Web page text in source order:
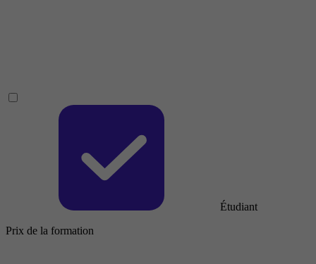
Étudiant
Prix de la formation